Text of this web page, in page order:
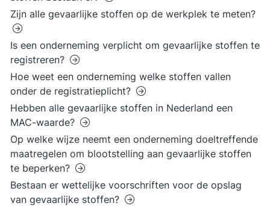
Zijn alle gevaarlijke stoffen op de werkplek te meten?
Is een onderneming verplicht om gevaarlijke stoffen te
registreren?
Hoe weet een onderneming welke stoffen vallen
onder de registratieplicht?
Hebben alle gevaarlijke stoffen in Nederland een
MAC-waarde?
Op welke wijze neemt een onderneming doeltreffende
maatregelen om blootstelling aan gevaarlijke stoffen
te beperken?
Bestaan er wettelijke voorschriften voor de opslag
van gevaarlijke stoffen?